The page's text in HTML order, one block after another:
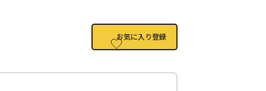
お気に入り登録